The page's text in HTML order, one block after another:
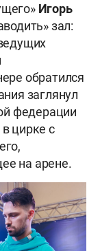
Игорь
зал:
обратился
заглянул
федерации
цирке с
на арене.